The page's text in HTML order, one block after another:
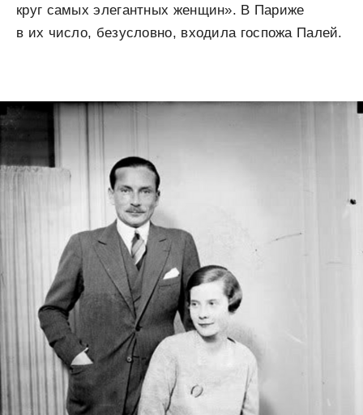
круг самых элегантных женщин». В Париже
в их число, безусловно, входила госпожа Палей.